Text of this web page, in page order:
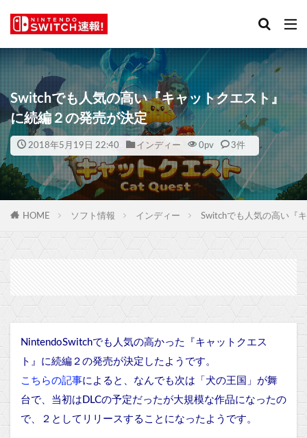
Switchでも人気の高い『キャットクエスト』
に続編２の発売が決定
2018年5月19日 22:40 インディー 0pv 3件
HOME ソフト情報 インディー Switchでも人気の高い『
NintendoSwitchでも人気の高かった『キャットクエス
ト』に続編２の発売が決定したようです。
こちらの記事によると、なんでも次は「犬の王国」が舞
台で、当初はDLCの予定だったが大規模な作品になったの
で、２としてリリースすることになったようです。